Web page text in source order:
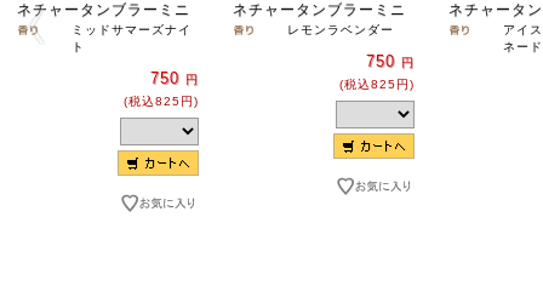
ネチャータンブラーミニ
ミッドサマーズナイ
ト
750 円
(税込825円)
ネチャータンブラーミニ
レモンラベンダー
750 円
(税込825円)
ネチャータ
アイ
ネード